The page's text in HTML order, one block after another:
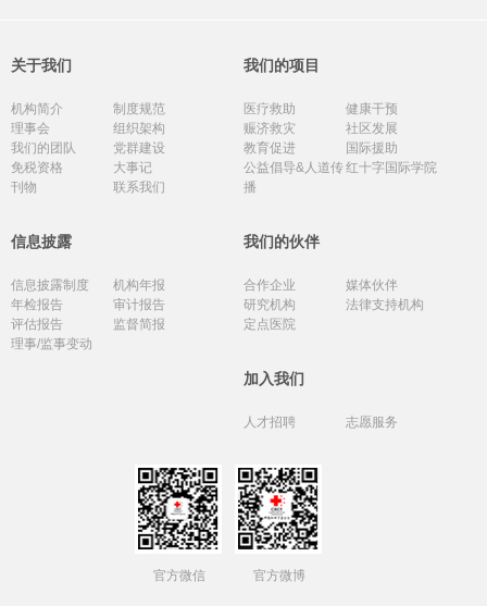
关于我们
机构简介
制度规范
理事会
组织架构
我们的团队
党群建设
免税资格
大事记
刊物
联系我们
我们的项目
医疗救助
健康干预
赈济救灾
社区发展
教育促进
国际援助
公益倡导&人道传
播
红十字国际学院
信息披露
信息披露制度
机构年报
年检报告
审计报告
评估报告
监督简报
理事/监事变动
我们的伙伴
合作企业
媒体伙伴
研究机构
法律支持机构
定点医院
加入我们
人才招聘 志愿服务
官方微信 官方微博